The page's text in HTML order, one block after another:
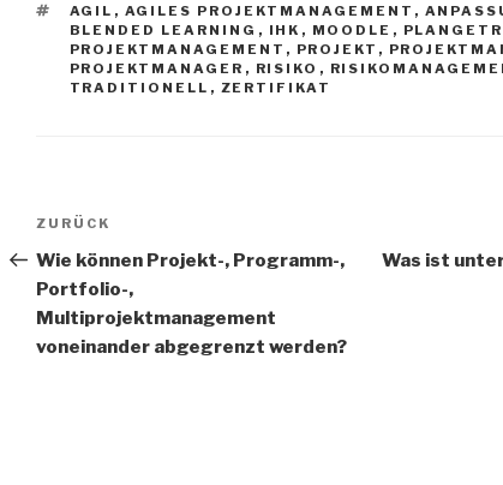
SCHLAGWÖRTER
AGIL , AGILES PROJEKTMANAGEMENT ,
BLENDED LEARNING , IHK , MOODLE ,
PROJEKTMANAGEMENT , PROJEKT ,
PROJEKTMANAGER , RISIKO ,
TRADITIONELL , ZERTIFIKAT
Beitrags-
Navigation
Vorheriger
Beitrag
ZURÜCK
Wie können Projekt-, Programm-,
Portfolio-,
Multiprojektmanagement
voneinander abgegrenzt werden?
Was ist